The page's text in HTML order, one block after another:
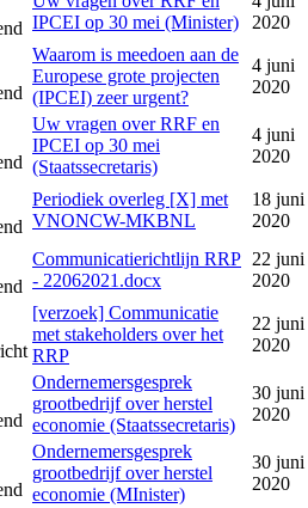
IPCEI op 30 mei (Minister)
2020
Waarom is meedoen aan de
Europese grote projecten
(IPCEI) zeer urgent?
4 juni
2020
Uw vragen over RRF en
IPCEI op 30 mei
(Staatssecretaris)
4 juni
2020
Periodiek overleg [X] met
VNONCW-MKBNL
18 juni
2020
Communicatierichtlijn RRP
- 22062021.docx
22 juni
2020
[verzoek] Communicatie
met stakeholders over het
RRP
22 juni
2020
Ondernemersgesprek
grootbedrijf over herstel
economie (Staatssecretaris)
30 juni
2020
Ondernemersgesprek
grootbedrijf over herstel
economie (MInister)
30 juni
2020